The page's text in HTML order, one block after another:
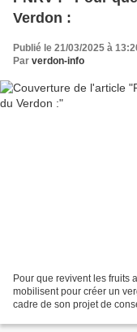
Verdon :
Publié le 21/03/2025 à
Par verdon-info
Pour que revivent les fruits
mobilisent pour créer un
cadre de son projet de